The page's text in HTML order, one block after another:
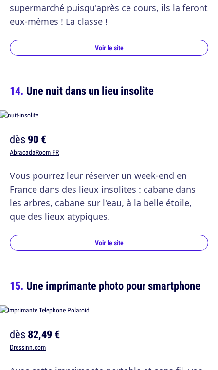
supermarché puisqu'après ce cours, ils la feront
eux-mêmes ! La classe !
Voir le site
Une nuit dans un lieu insolite
dès90 €
AbracadaRoom FR
Vous pourrez leur réserver un week-end en
France dans des lieux insolites : cabane dans
les arbres, cabane sur l'eau, à la belle étoile,
que des lieux atypiques.
Voir le site
Une imprimante photo pour smartphone
dès82,49 €
Dressinn.com